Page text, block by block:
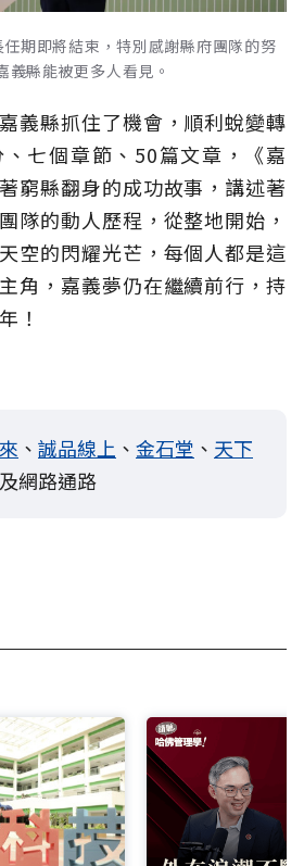
期即將結束，特別感謝縣府團隊的努
義縣能被更多人看見。
義縣抓住了機會，順利蛻變轉
七個章節、50篇文章，《嘉
窮縣翻身的成功故事，講述著
隊的動人歷程，從整地開始，
空的閃耀光芒，每個人都是這
角，嘉義夢仍在繼續前行，持
！
、 誠品線上 、 金石堂 、 天下
網路通路